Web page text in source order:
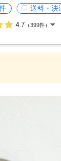
送料・決
4.7（399件）